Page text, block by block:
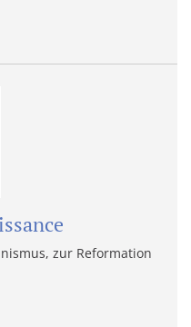
zur Reformation